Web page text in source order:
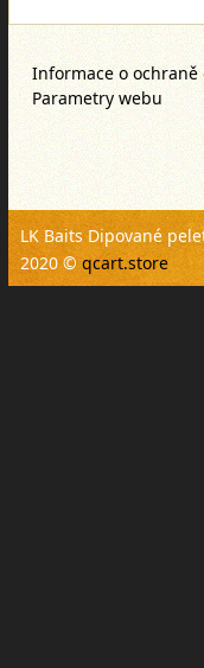
Informace o
Parametry webu
LK Baits Dipované
2020 © qcart.store